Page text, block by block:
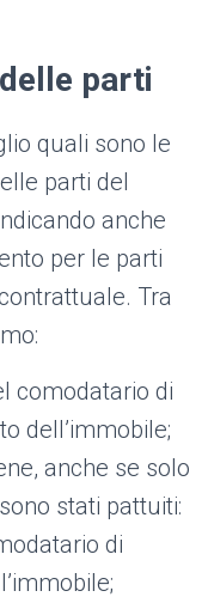
parti
quali sono le
parti del
anche
per le parti
Tra
comodatario di
dell’immobile;
anche se solo
stati pattuiti:
di